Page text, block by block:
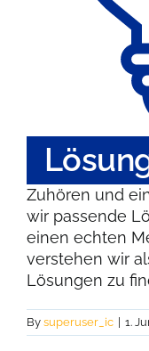
Zuhören und
wir passende
einen echten
verstehen wir
Lösungen zu
By superuser_ic 1.